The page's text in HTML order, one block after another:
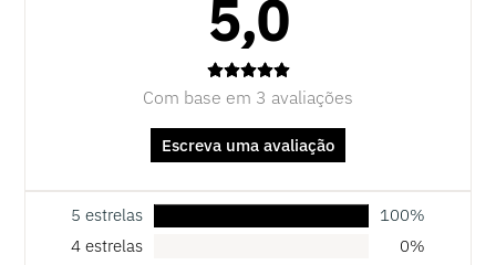
5,0
Com base em 3 avaliações
Escreva uma avaliação
5 estrelas
100%
4 estrelas
0%